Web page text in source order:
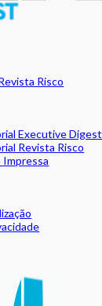
Risco
Executive Digest
Revista Risco
Impressa